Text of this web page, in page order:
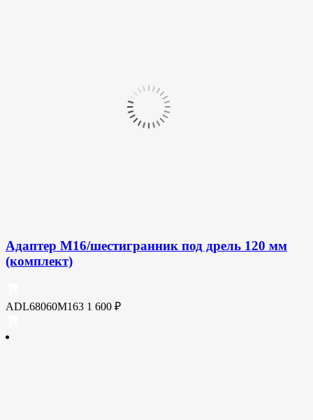
Адаптер M16/шестигранник под дрель 120 мм
(комплект)
ADL68060М163 1 600 ₽